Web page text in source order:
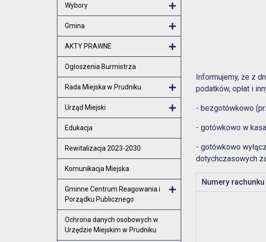
Wybory
Gmina
AKTY PRAWNE
Ogłoszenia Burmistrza
Rada Miejska w Prudniku
Urząd Miejski
Otwórz menu
Edukacja
Rewitalizacja 2023-2030
Komunikacja Miejska
Gminne Centrum Reagowania i
Porządku Publicznego
Ochrona danych osobowych w
Urzędzie Miejskim w Prudniku
Informujemy, że z
podatków, opłat i
- bezgotówkowo
- gotówkowo w
- gotówkowo
dotychczasowych
Numery rachunku